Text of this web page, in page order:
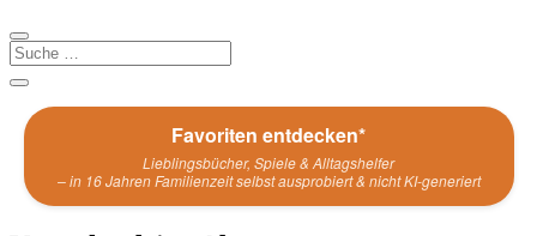
Favoriten entdecken*
Lieblingsbücher, Spiele & Alltagshelfer
– in 16 Jahren Familienzeit selbst ausprobiert & nicht KI-generiert